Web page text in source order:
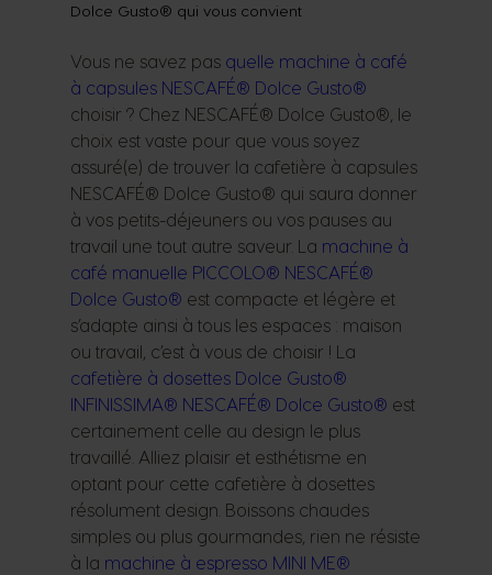
Dolce Gusto® qui vous convient
Vous ne savez pas quelle machine à café
à capsules NESCAFÉ® Dolce Gusto®
choisir ? Chez NESCAFÉ® Dolce Gusto®, le
choix est vaste pour que vous soyez
assuré(e) de trouver la cafetière à capsules
NESCAFÉ® Dolce Gusto® qui saura donner
à vos petits-déjeuners ou vos pauses au
travail une tout autre saveur. La machine à
café manuelle PICCOLO® NESCAFÉ®
Dolce Gusto® est compacte et légère et
s’adapte ainsi à tous les espaces : maison
ou travail, c’est à vous de choisir ! La
cafetière à dosettes Dolce Gusto®
INFINISSIMA® NESCAFÉ® Dolce Gusto® est
certainement celle au design le plus
travaillé. Alliez plaisir et esthétisme en
optant pour cette cafetière à dosettes
résolument design. Boissons chaudes
simples ou plus gourmandes, rien ne résiste
à la machine à espresso MINI ME®